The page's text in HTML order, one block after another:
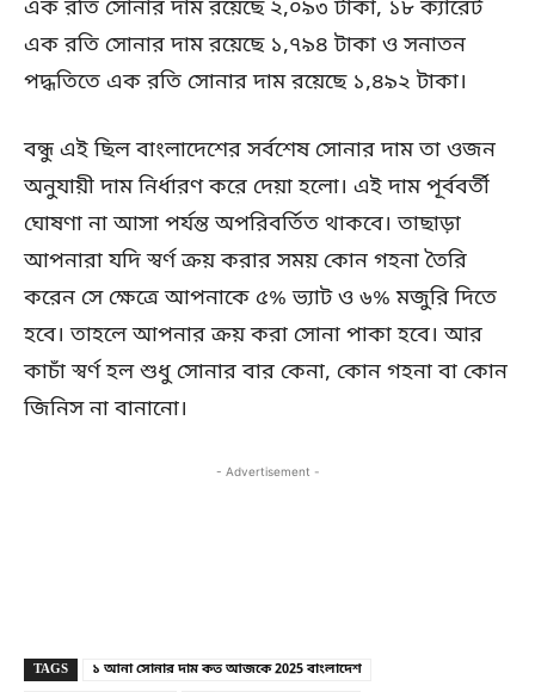
এক রতি সোনার দাম রয়েছে ২,০৯৩ টাকা, ১৮ ক্যারেট
এক রতি সোনার দাম রয়েছে ১,৭৯৪ টাকা ও সনাতন
পদ্ধতিতে এক রতি সোনার দাম রয়েছে ১,৪৯২ টাকা।
বন্ধু এই ছিল বাংলাদেশের সর্বশেষ সোনার দাম তা ওজন
অনুযায়ী দাম নির্ধারণ করে দেয়া হলো। এই দাম পূর্ববর্তী
ঘোষণা না আসা পর্যন্ত অপরিবর্তিত থাকবে। তাছাড়া
আপনারা যদি স্বর্ণ ক্রয় করার সময় কোন গহনা তৈরি
করেন সে ক্ষেত্রে আপনাকে ৫% ভ্যাট ও ৬% মজুরি দিতে
হবে। তাহলে আপনার ক্রয় করা সোনা পাকা হবে। আর
কাচাঁ স্বর্ণ হল শুধু সোনার বার কেনা, কোন গহনা বা কোন
জিনিস না বানানো।
- Advertisement -
TAGS
১ আনা সোনার দাম কত আজকে 2025 বাংলাদেশ